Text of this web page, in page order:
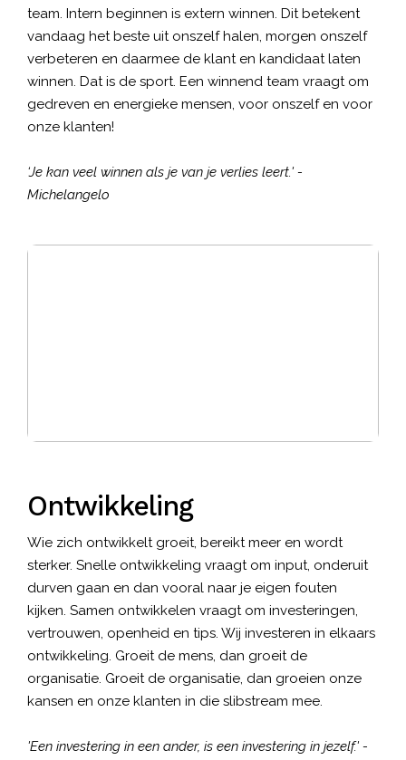
team. Intern beginnen is extern winnen. Dit betekent
vandaag het beste uit onszelf halen, morgen onszelf
verbeteren en daarmee de klant en kandidaat laten
winnen. Dat is de sport. Een winnend team vraagt om
gedreven en energieke mensen, voor onszelf en voor
onze klanten!
‘Je kan veel winnen als je van je verlies leert.' -
Michelangelo
Ontwikkeling
Wie zich ontwikkelt groeit, bereikt meer en wordt
sterker. Snelle ontwikkeling vraagt om input, onderuit
durven gaan en dan vooral naar je eigen fouten
kijken. Samen ontwikkelen vraagt om investeringen,
vertrouwen, openheid en tips. Wij investeren in elkaars
ontwikkeling. Groeit de mens, dan groeit de
organisatie. Groeit de organisatie, dan groeien onze
kansen en onze klanten in die slibstream mee.
'Een investering in een ander, is een investering in jezelf.' -